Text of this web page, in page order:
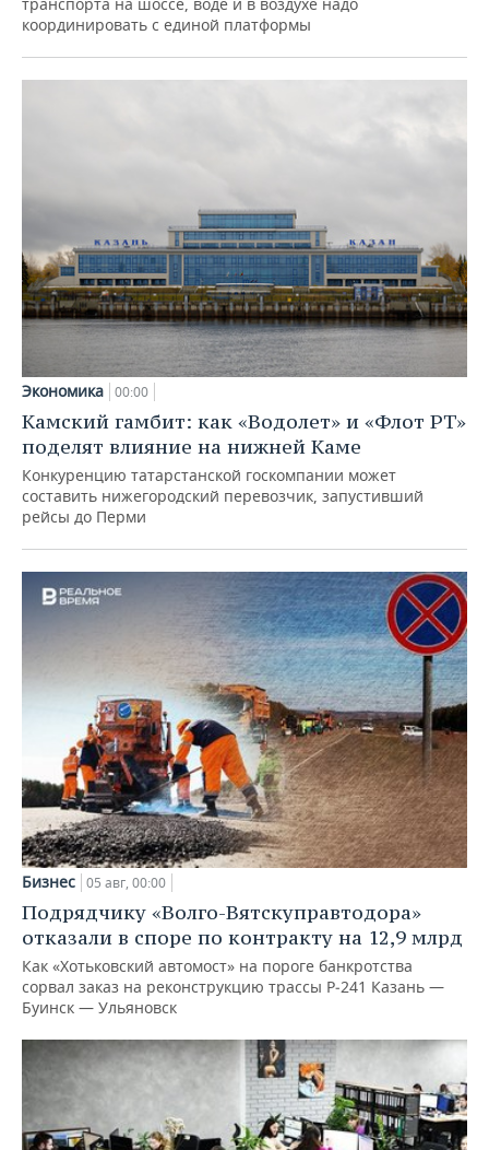
координировать с единой платформы
Экономика 00:00
Камский гамбит: как «Водолет» и «Флот РТ»
поделят влияние на нижней Каме
Конкуренцию татарстанской госкомпании может
составить нижегородский перевозчик, запустивший
рейсы до Перми
Бизнес 05 авг, 00:00
Подрядчику «Волго-Вятскуправтодора»
отказали в споре по контракту на 12,9 млрд
Как «Хотьковский автомост» на пороге банкротства
сорвал заказ на реконструкцию трассы Р‑241 Казань —
Буинск — Ульяновск